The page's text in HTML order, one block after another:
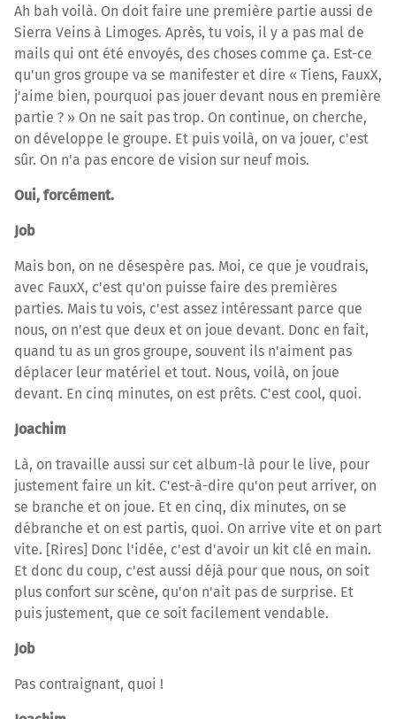
Ah bah voilà. On doit faire une première partie aussi de
Sierra Veins à Limoges. Après, tu vois, il y a pas mal de
mails qui ont été envoyés, des choses comme ça. Est-ce
qu'un gros groupe va se manifester et dire « Tiens, FauxX,
j'aime bien, pourquoi pas jouer devant nous en première
partie ? » On ne sait pas trop. On continue, on cherche,
on développe le groupe. Et puis voilà, on va jouer, c'est
sûr. On n'a pas encore de vision sur neuf mois.
Oui, forcément.
Job
Mais bon, on ne désespère pas. Moi, ce que je voudrais,
avec FauxX, c'est qu'on puisse faire des premières
parties. Mais tu vois, c'est assez intéressant parce que
nous, on n'est que deux et on joue devant. Donc en fait,
quand tu as un gros groupe, souvent ils n'aiment pas
déplacer leur matériel et tout. Nous, voilà, on joue
devant. En cinq minutes, on est prêts. C'est cool, quoi.
Joachim
Là, on travaille aussi sur cet album-là pour le live, pour
justement faire un kit. C'est-à-dire qu'on peut arriver, on
se branche et on joue. Et en cinq, dix minutes, on se
débranche et on est partis, quoi. On arrive vite et on part
vite. [Rires] Donc l'idée, c'est d'avoir un kit clé en main.
Et donc du coup, c'est aussi déjà pour que nous, on soit
plus confort sur scène, qu'on n'ait pas de surprise. Et
puis justement, que ce soit facilement vendable.
Job
Pas contraignant, quoi !